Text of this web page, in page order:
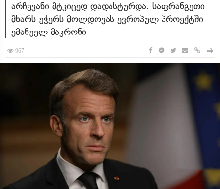
არჩევანი მტკიცედ დადასტურდა. საფრანგეთი
მხარს უჭერს მოლდოვას ევროპულ პროექტში -
ემანუელ მაკრონი
967